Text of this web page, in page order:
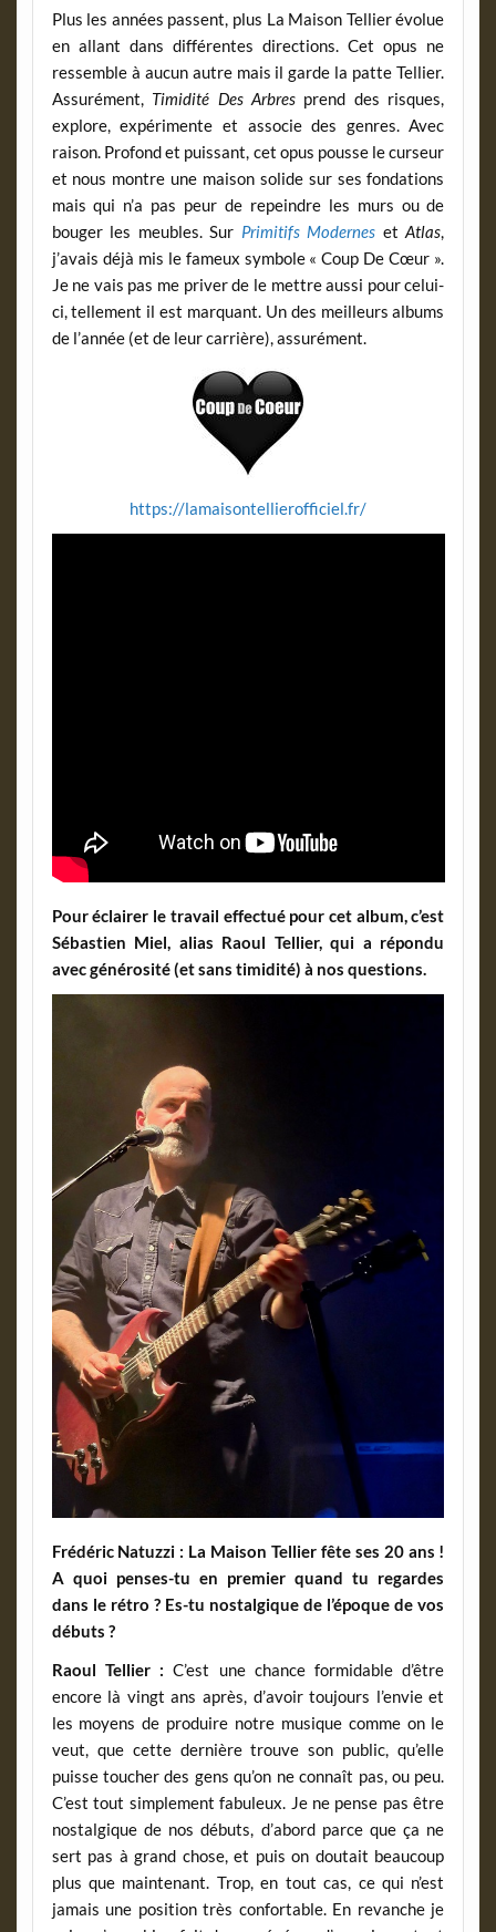
Plus les années passent, plus La Maison Tellier évolue
en allant dans différentes directions. Cet opus ne
ressemble à aucun autre mais il garde la patte Tellier.
Assurément, Timidité Des Arbres prend des risques,
explore, expérimente et associe des genres. Avec
raison. Profond et puissant, cet opus pousse le curseur
et nous montre une maison solide sur ses fondations
mais qui n’a pas peur de repeindre les murs ou de
bouger les meubles. Sur Primitifs Modernes etAtlas,
j’avais déjà mis le fameux symbole « Coup De Cœur ».
Je ne vais pas me priver de le mettre aussi pour celui-
ci, tellement il est marquant. Un des meilleurs albums
de l’année (et de leur carrière), assurément.
https://lamaisontellierofficiel.fr/
Pour éclairer le travail effectué pour cet album, c’est
Sébastien Miel, alias Raoul Tellier, qui a répondu
avec générosité (et sans timidité) à nos questions.
Frédéric Natuzzi : La Maison Tellier fête ses 20 ans !
A quoi penses-tu en premier quand tu regardes
dans le rétro ? Es-tu nostalgique de l’époque de vos
débuts ?
Raoul Tellier : C’est une chance formidable d’être
encore là vingt ans après, d’avoir toujours l’envie et
les moyens de produire notre musique comme on le
veut, que cette dernière trouve son public, qu’elle
puisse toucher des gens qu’on ne connaît pas, ou peu.
C’est tout simplement fabuleux. Je ne pense pas être
nostalgique de nos débuts, d’abord parce que ça ne
sert pas à grand chose, et puis on doutait beaucoup
plus que maintenant. Trop, en tout cas, ce qui n’est
jamais une position très confortable. En revanche je